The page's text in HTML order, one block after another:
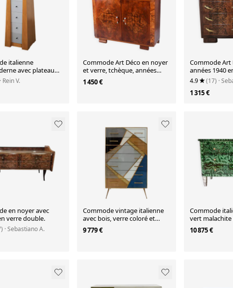
italienne
avec plateau
1980)
· Rein V.
Commode Art Déco en noyer
et verre, tchèque, années
1920
1 450 €
Commode Art
années 1940
avec plateau
4.9 (17) ·
1 315 €
en noyer avec
verre double.
· Sebastiano A.
Commode vintage italienne
avec bois, verre coloré et
profils en laiton.
9 779 €
Commode
vert
century modern
10 875 €